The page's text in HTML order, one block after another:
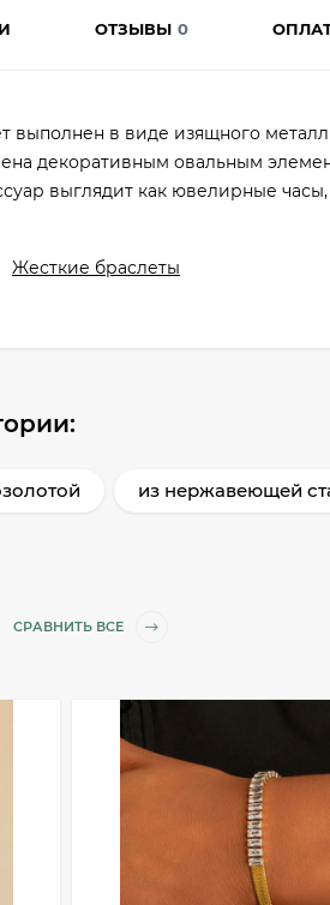
ОТЗЫВЫ 0
в виде изящного
декоративным овальным
выглядит как ювелирные
Жесткие браслеты
из нержавеющей
СРАВНИТЬ ВСЕ